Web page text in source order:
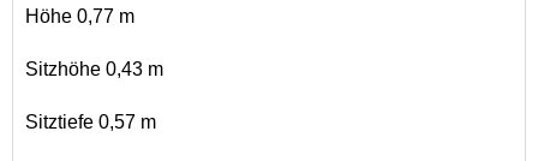
Höhe 0,77 m
Sitzhöhe 0,43 m
Sitztiefe 0,57 m